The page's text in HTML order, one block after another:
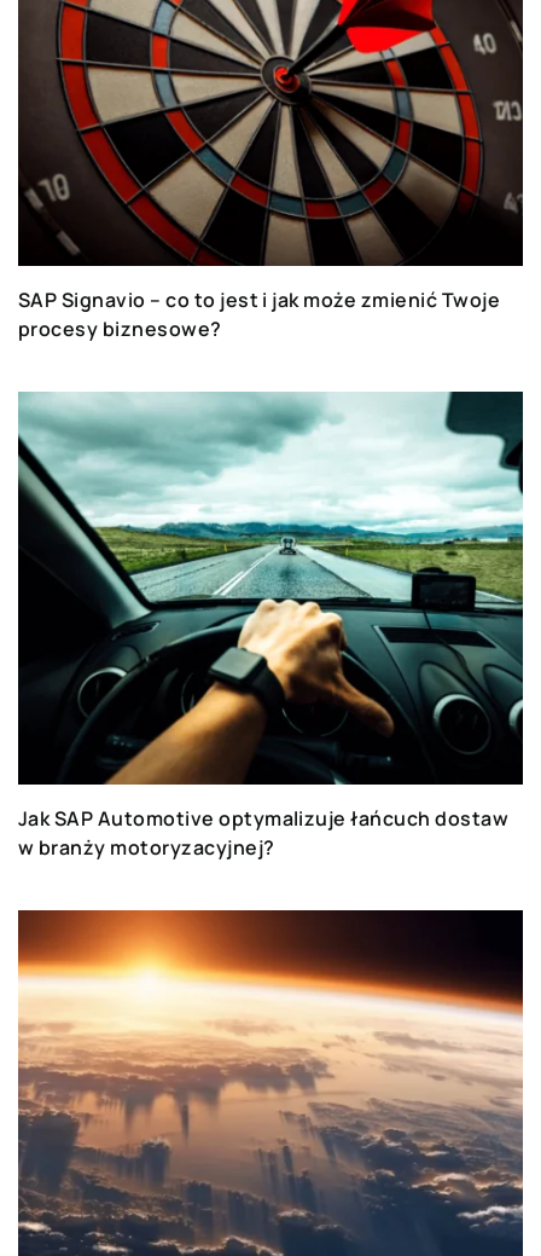
SAP Signavio – co to jest i jak może zmienić Twoje
procesy biznesowe?
Jak SAP Automotive optymalizuje łańcuch dostaw
w branży motoryzacyjnej?